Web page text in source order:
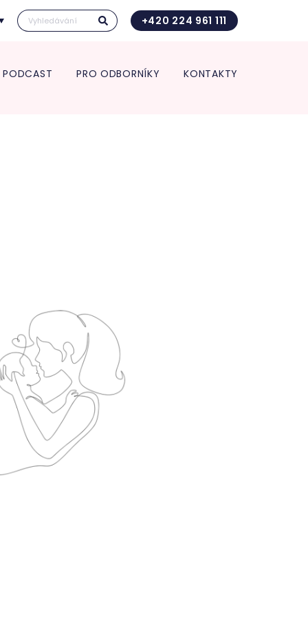
+420 224 961 111
PODCAST PRO ODBORNÍKY KONTAKTY